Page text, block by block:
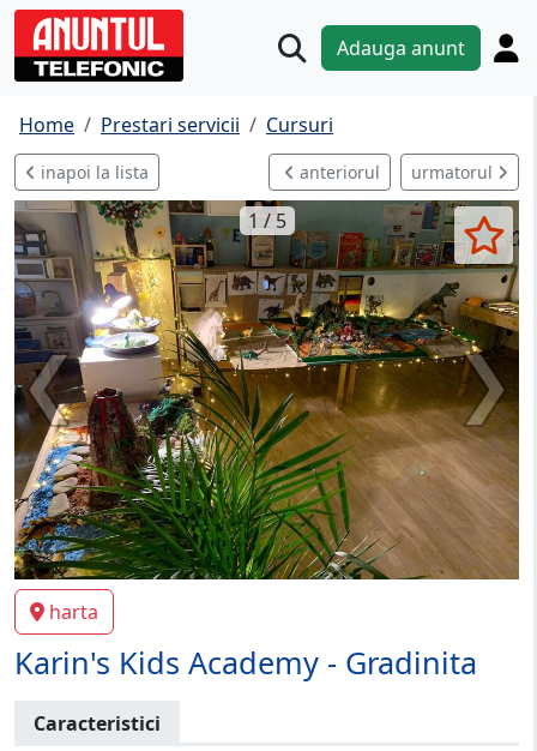
Adauga anunt
Home Prestari servicii Cursuri
inapoi la lista anteriorul urmatorul
1 / 5
harta
Karin's Kids Academy - Gradinita
Caracteristici